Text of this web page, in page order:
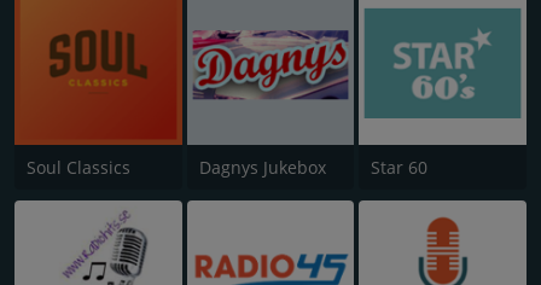
Soul Classics Dagnys Jukebox Star 60